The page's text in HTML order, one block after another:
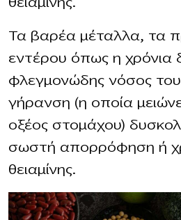
Τα βαρέα μέταλλα, τα
εντέρου όπως η χρόνια
φλεγμονώδης νόσος
γήρανση (η οποία
οξέος στομάχου)
σωστή απορρόφηση ή
θειαμίνης.